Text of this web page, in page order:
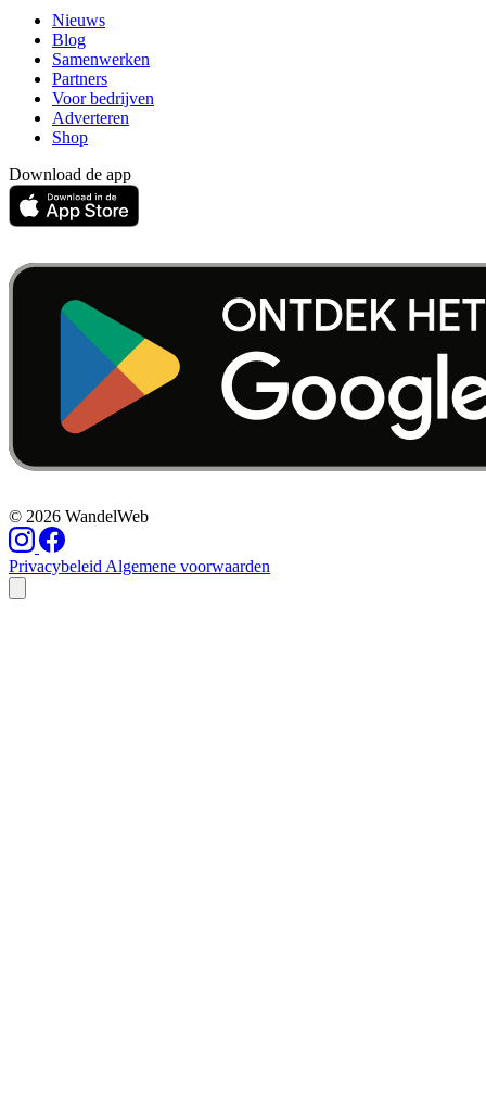
Nieuws
Blog
Samenwerken
Partners
Voor bedrijven
Adverteren
Shop
Download de app
© 2026 WandelWeb
PrivacybeleidAlgemene voorwaarden